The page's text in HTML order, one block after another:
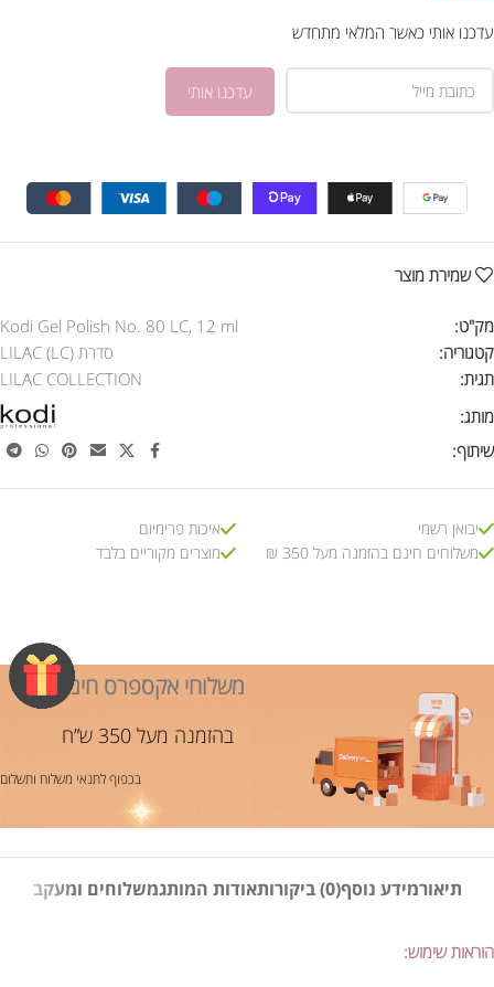
עדכנו אותי כאשר המלאי מתחדש
שמירת מוצר
מק"ט:
Kodi Gel Polish No. 80 LC, 12 ml
קטגוריה:
סדרת LILAC (LC)
תגית:
LILAC COLLECTION
מותג:
שיתוף:
יבואן רשמי
משלוחים חינם בהזמנה מעל 350 ₪
איכות פרימיום
מוצרים מקוריים בלבד
משלוחי אקספרס חינם!
בהזמנה מעל 350 ש”ח
בכפוף לתנאי משלוח ותשלום
תיאורמידע נוסף(0) ביקורות אודות המותגמשלוחים ומעקב
הוראות שימוש: